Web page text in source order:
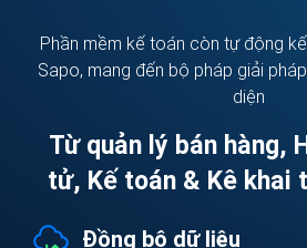
Phần mềm kế toán còn tự động
Sapo, mang đến bộ pháp giải
diện
Từ quản lý bán hàng,
tử, Kế toán & Kê khai
Đồng bộ dữ liệu